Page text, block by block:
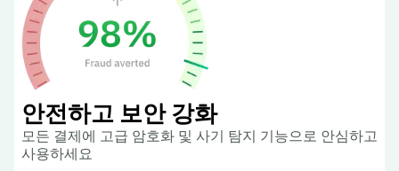
안전하고 보안 강화
모든 결제에 고급 암호화 및 사기 탐지 기능으로 안심하고
사용하세요